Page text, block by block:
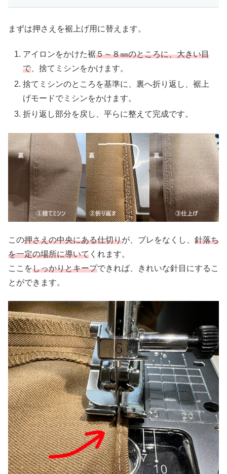
まずは押さえを裾上げ用に替えます。
アイロンをかけた裾５～８㎜のところに、大きい目
で 、捨てミシンをかけます。
捨てミシンのところを基準に、裏へ折り返し、裾上
げモードでミシンをかけます。
折り返し部分を戻し、平らに整えて完成です。
この押さえの中央にある仕切りが、ブレをなくし、 針落ち
を一定の場所に導いて くれます。
ここをしっかりとキープできれば、きれいな針目にするこ
とができます。